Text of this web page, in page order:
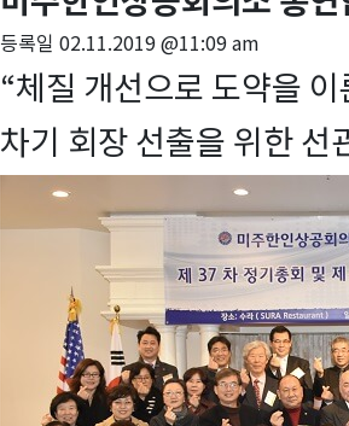
등록일02.11.2019 @11:09 am
“체질 개선으로 도약을 이
차기 회장 선출을 위한 선